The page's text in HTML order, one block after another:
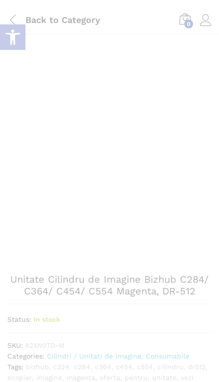
Back to Category 0
Unitate Cilindru de Imagine Bizhub C284/
C364/ C454/ C554 Magenta, DR-512
Status: In stock
SKU: A2XN0TD-M
Categories: Cilindri / Unitati de imagine
Consumabile
Tags: bizhub c224 c284 c364 c454 c554 cilindru dr512
ecopier
imagine magenta oferta pentru unitate vezi
Deschide bara de unelte